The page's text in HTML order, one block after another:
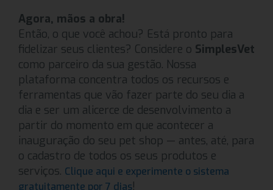
Agora, mãos a obra!
Então, o que você achou? Está pronto para
fidelizar seus clientes? Considere o SimplesVet
como parceiro da sua gestão. Nossa
plataforma concentra todos os recursos e
ferramentas que vão fazer parte do seu dia a
dia e ser um alicerce de desenvolvimento a
partir do momento em que acontecer a
inauguração do seu pet shop — antes, até, para
o cadastro de todos os seus produtos e
serviços. Clique aqui e experimente o sistema
gratuitamente por 7 dias!